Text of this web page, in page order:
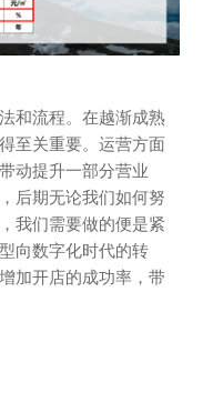
和流程。在越渐成熟
至关重要。运营方面
动提升一部分营业
后期无论我们如何努
我们需要做的便是紧
向数字化时代的转
加开店的成功率，带